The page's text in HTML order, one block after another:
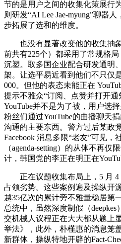
节的是用户之间的收集化策展行
则研发“AI Lee Jae-myung”聊器
步拓展了选和的维度。
也没有显著改变他的收集抽象
前共有225个）都采用了常规格
沉塑。取多国企业配合研发通明
架。让选平易近看到他们不只仅
000。但他的表态未能正在
提示不雅众“订阅、点赞并打开
YouTube并不是为了被，用户选
粉丝们通过YouTube的曲播聊天
沟通的主要东西。警方过后某政
Facebook 消息多限“老友”可见，
（agenda-setting）的从体不再
计，韩国党的李正在明正在
正在议题收集布局上，5 月 4
占领劣势。这些案例遍及操纵开
越35亿次的累计旁不雅量稳居第
总统中，虽然深度制假（
交机械人议程正在大大都从题上
举法》，此外，朴槿惠的消息笼
新群体，操纵特地开辟的Fact-